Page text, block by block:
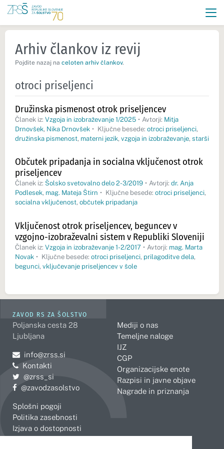
Arhiv člankov iz revij
Pojdite nazaj na celoten arhiv člankov.
otroci priseljenci
Družinska pismenost otrok priseljencev
Članek iz: Vzgoja in izobraževanje 1/2025 • Avtorji: Mitja
Drnovšek, Nika Drnovšek • Ključne besede: otroci priseljenci,
družinska pismenost, materni jezik, vzgoja in izobraževanje, starši
Občutek pripadanja in socialna vključenost otrok
priseljencev
Članek iz: Šolsko svetovalno delo 2-3/2019 • Avtorji: dr. Anja
Podlesek, mag. Mateja Štirn • Ključne besede: otroci priseljenci,
socialna vključenost, občutek pripadanja
Vključenost otrok priseljencev, beguncev v
vzgojno-izobraževalni sistem v Republiki Sloveniji
Članek iz: Vzgoja in izobraževanje 1-2/2017 • Avtorji: mag. Marta
Novak • Ključne besede: otroci priseljenci, prilagoditve dela,
begunci, vključevanje priseljencev v šole
ZAVOD RS ZA ŠOLSTVO
Poljanska cesta 28
Ljubljana
Pošljite e-mail na
info@zrss.si
Kontakti
Pojdite na Twitter:
@zrss_si
Pojdite na Facebook:
@zavodzasolstvo
Splošni pogoji
Politika zasebnosti
Izjava o dostopnosti
Mediji o nas
Temeljne naloge
IJZ
CGP
Organizacijske enote
Razpisi in javne objave
Nagrade in priznanja